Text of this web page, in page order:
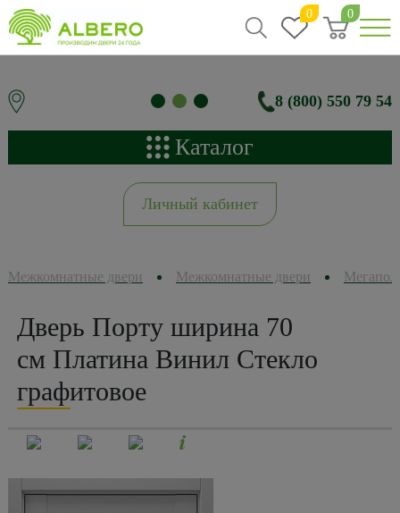
0 0
8 (800) 550 79 54
Каталог
Личный кабинет
Межкомнатные двери Межкомнатные двери
Дверь Порту ширина 70
см Платина Винил Стекло
графитовое